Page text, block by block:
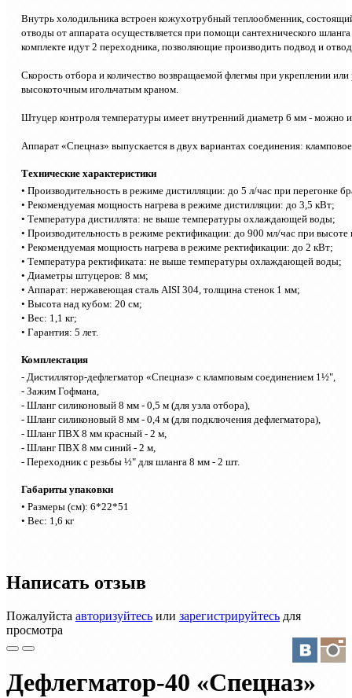
Внутрь холодильника встроен кожухотрубный теплообменник,
отводы от аппарата осуществляется при помощи сантехнического
комплекте идут 2 переходника, позволяющие производить подвод и
Скорость отбора и количество возвращаемой флегмы при укреплении
высокоточным игольчатым краном.
Штуцер контроля температуры имеет внутренний диаметр 6 мм - можно
Аппарат «Спецназ» выпускается в двух вариантах соединения:
Технические характеристики
• Производительность в режиме дистилляции: до 5 л/час при перегонке
• Рекомендуемая мощность нагрева в режиме дистилляции: до 3,5 кВт;
• Температура дистиллята: не выше температуры охлаждающей воды;
• Производительность в режиме ректификации: до 900 мл/час при высоте
• Рекомендуемая мощность нагрева в режиме ректификации: до 2 кВт;
• Температура ректификата: не выше температуры охлаждающей воды;
• Диаметры штуцеров: 8 мм;
• Аппарат: нержавеющая сталь AISI 304, толщина стенок 1 мм;
• Высота над кубом: 20 см;
• Вес: 1,1 кг;
• Гарантия: 5 лет.
Комплектация
- Дистиллятор-дефлегматор «Спецназ» с кламповым соединением 1½",
- Зажим Гофмана,
- Шланг силиконовый 8 мм - 0,5 м (для узла отбора),
- Шланг силиконовый 8 мм - 0,4 м (для подключения дефлегматора),
- Шланг ПВХ 8 мм красный - 2 м,
- Шланг ПВХ 8 мм синий - 2 м,
- Переходник с резьбы ½" для шланга 8 мм - 2 шт.
Габариты упаковки
• Размеры (см): 6*22*51
• Вес: 1,6 кг
Написать отзыв
Пожалуйста авторизуйтесь или зарегистрируйтесь для
просмотра
Дефлегматор-40 «Спецназ»